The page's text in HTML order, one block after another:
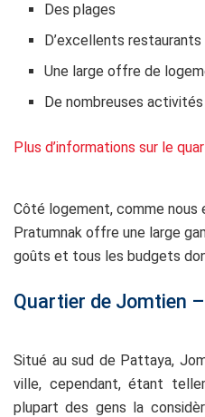
Des plages
D’excellents restaurants
Une large offre de
De nombreuses
Plus d’informations sur le
Côté logement, comme nous
Pratumnak offre une large
goûts et tous les budgets
Quartier de Jomtien
Situé au sud de Pattaya,
ville, cependant, étant
plupart des gens la